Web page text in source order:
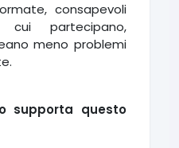
consapevoli
partecipano,
meno problemi
supporta questo